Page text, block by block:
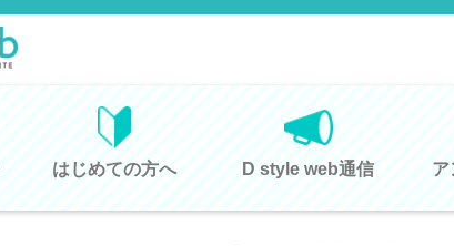
はじめての方へ D style web通信 ア